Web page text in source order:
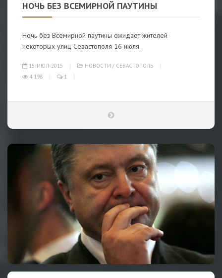
НОЧЬ БЕЗ ВСЕМИРНОЙ ПАУТИНЫ
Ночь без Всемирной паутины ожидает жителей
некоторых улиц Севастополя 16 июля.
15-ИЮЛ-2015 НОВОСТИ / СЕВАСТОПОЛЬ
4 198
1